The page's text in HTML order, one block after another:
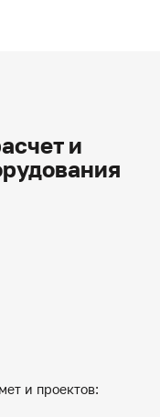
и
и проектов: